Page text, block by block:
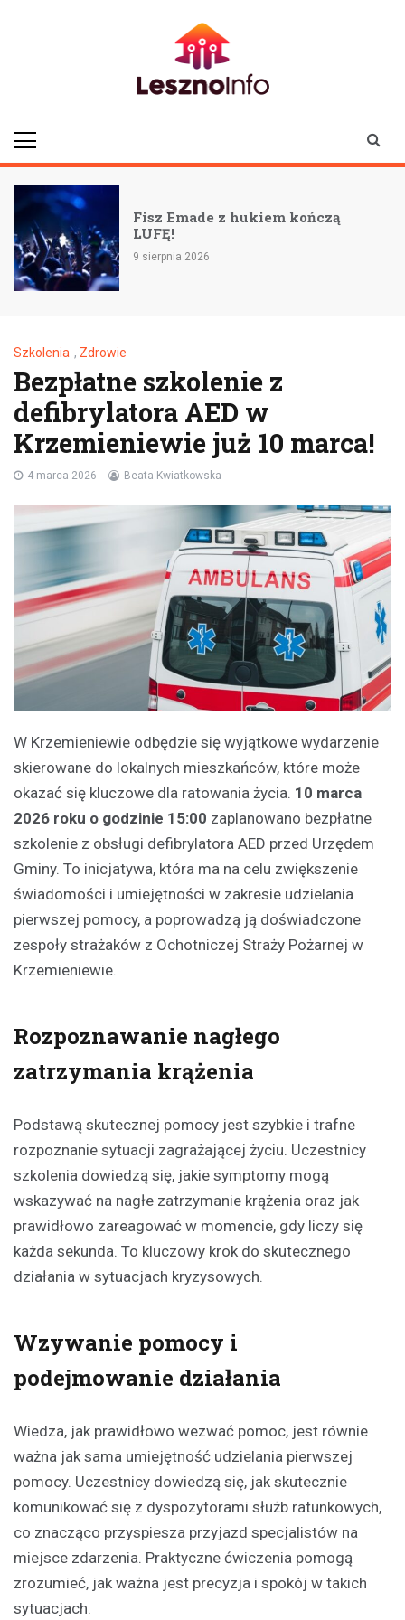
Fisz Emade z hukiem kończą
LUFĘ!
9 sierpnia 2026
Szkolenia , Zdrowie
Bezpłatne szkolenie z
defibrylatora AED w
Krzemieniewie już 10 marca!
4 marca 2026 Beata Kwiatkowska
W Krzemieniewie odbędzie się wyjątkowe wydarzenie
skierowane do lokalnych mieszkańców, które może
okazać się kluczowe dla ratowania życia. 10 marca
2026 roku o godzinie 15:00 zaplanowano bezpłatne
szkolenie z obsługi defibrylatora AED przed Urzędem
Gminy. To inicjatywa, która ma na celu zwiększenie
świadomości i umiejętności w zakresie udzielania
pierwszej pomocy, a poprowadzą ją doświadczone
zespoły strażaków z Ochotniczej Straży Pożarnej w
Krzemieniewie.
Rozpoznawanie nagłego
zatrzymania krążenia
Podstawą skutecznej pomocy jest szybkie i trafne
rozpoznanie sytuacji zagrażającej życiu. Uczestnicy
szkolenia dowiedzą się, jakie symptomy mogą
wskazywać na nagłe zatrzymanie krążenia oraz jak
prawidłowo zareagować w momencie, gdy liczy się
każda sekunda. To kluczowy krok do skutecznego
działania w sytuacjach kryzysowych.
Wzywanie pomocy i
podejmowanie działania
Wiedza, jak prawidłowo wezwać pomoc, jest równie
ważna jak sama umiejętność udzielania pierwszej
pomocy. Uczestnicy dowiedzą się, jak skutecznie
komunikować się z dyspozytorami służb ratunkowych,
co znacząco przyspiesza przyjazd specjalistów na
miejsce zdarzenia. Praktyczne ćwiczenia pomogą
zrozumieć, jak ważna jest precyzja i spokój w takich
sytuacjach.